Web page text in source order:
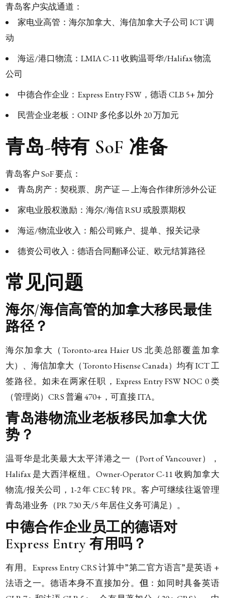
青岛客户实战通道：
家电业高管：海尔加拿大、海信加拿大子公司 ICT 调
动
海运/港口物流：LMIA C-11 收购温哥华/Halifax 物流
公司
中德合作企业：Express Entry FSW，德语 CLB 5+ 加分
民营企业老板：OINP 多伦多以外 20 万加元
青岛-特有 SoF 准备
青岛客户 SoF 要点：
青岛房产：契税票、房产证 — 上海合作律所涉外公证
家电业股权激励：海尔/海信 RSU 或股票期权
海运/物流业收入：船公司账户、提单、报关记录
德资公司收入：德语合同翻译公证、欧元结算路径
常见问题
海尔/海信高管的加拿大移民最佳
路径？
海尔加拿大（Toronto-area Haier US 北美总部覆盖加拿
大）、海信加拿大（Toronto Hisense Canada）均有 ICT 工
签路径。如未在两家任职，Express Entry FSW NOC 0 类
（管理岗）CRS 普遍 470+，可直接 ITA。
青岛港物流业老板移民加拿大优
势？
温哥华是北美最大太平洋港之一（Port of Vancouver），
Halifax 是大西洋枢纽。Owner-Operator C-11 收购加拿大
物流/报关公司，1-2 年 CEC 转 PR。客户可继续往返管理
青岛港业务（PR 730 天/5 年居住义务可满足）。
中德合作企业员工的德语对
Express Entry 有用吗？
有用。Express Entry CRS 计算中”第二官方语言”是英语 +
法语之一。德语本身不直接加分。 但 ：如同时具备英语